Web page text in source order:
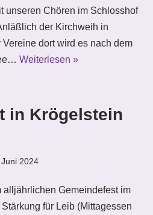
unseren Chören im Schlosshof
der Kirchweih in
dort wird es nach dem
Weiterlesen »
in Krögelstein
2024
Gemeindefest im
für Leib (Mittagessen